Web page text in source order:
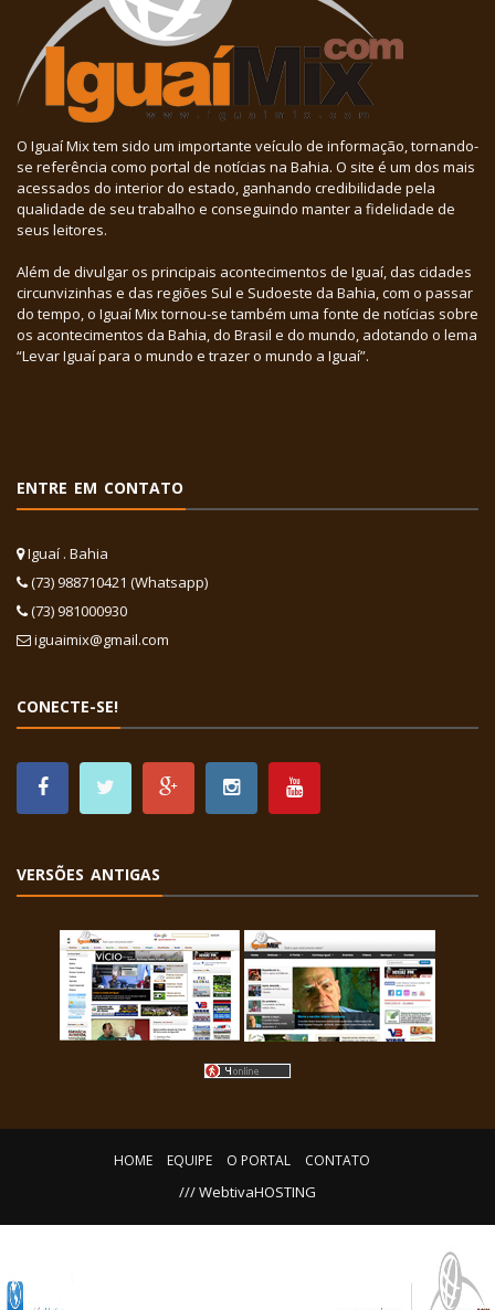
O Iguaí Mix tem sido um importante veículo de informação, tornando-
se referência como portal de notícias na Bahia. O site é um dos mais
acessados do interior do estado, ganhando credibilidade pela
qualidade de seu trabalho e conseguindo manter a fidelidade de
seus leitores.
Além de divulgar os principais acontecimentos de Iguaí, das cidades
circunvizinhas e das regiões Sul e Sudoeste da Bahia, com o passar
do tempo, o Iguaí Mix tornou-se também uma fonte de notícias sobre
os acontecimentos da Bahia, do Brasil e do mundo, adotando o lema
“Levar Iguaí para o mundo e trazer o mundo a Iguaí”.
ENTRE EM CONTATO
Iguaí . Bahia
(73) 988710421 (Whatsapp)
(73) 981000930
iguaimix@gmail.com
CONECTE-SE!
VERSÕES ANTIGAS
HOME EQUIPE O PORTAL CONTATO
/// WebtivaHOSTING